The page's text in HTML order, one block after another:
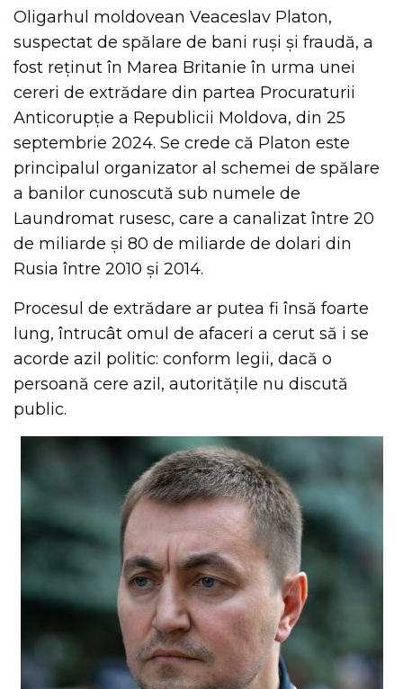
Oligarhul moldovean Veaceslav Platon,
suspectat de spălare de bani ruși și fraudă, a
fost reținut în Marea Britanie în urma unei
cereri de extrădare din partea Procuraturii
Anticorupție a Republicii Moldova, din 25
septembrie 2024. Se crede că Platon este
principalul organizator al schemei de spălare
a banilor cunoscută sub numele de
Laundromat rusesc, care a canalizat între 20
de miliarde și 80 de miliarde de dolari din
Rusia între 2010 și 2014.
Procesul de extrădare ar putea fi însă foarte
lung, întrucât omul de afaceri a cerut să i se
acorde azil politic: conform legii, dacă o
persoană cere azil, autoritățile nu discută
public.